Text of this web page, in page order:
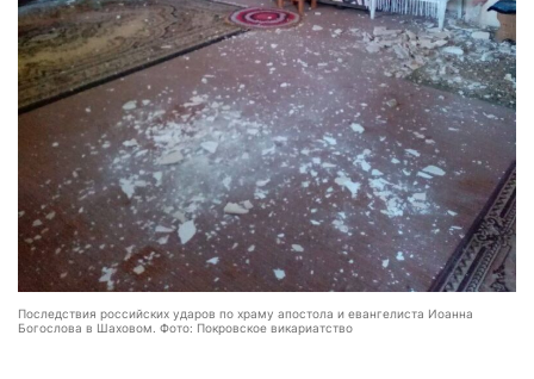
Последствия российских ударов по храму апостола и евангелиста Иоанна
Богослова в Шаховом. Фото: Покровское викариатство